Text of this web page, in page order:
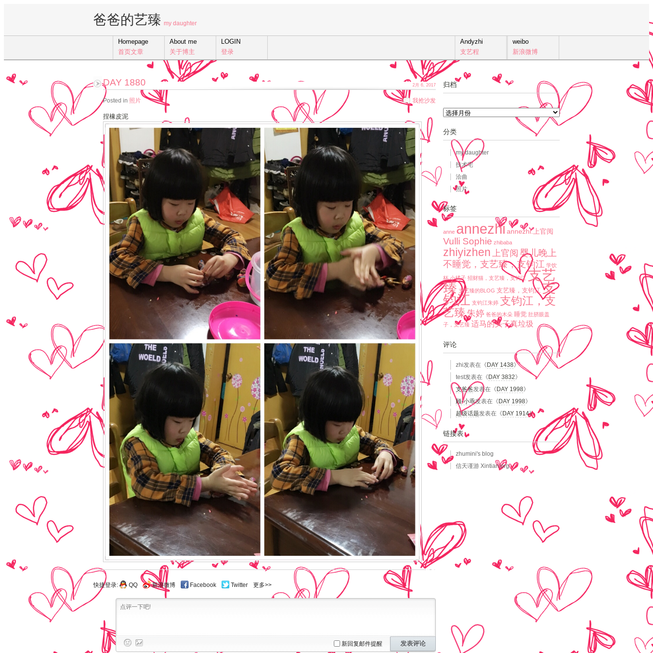
爸爸的艺臻 my daughter
Homepage
首页文章
About me
关于博主
LOGIN
登录
weibo
新浪微博
Andyzhi
支艺程
DAY 1880
Posted in 照片 我抢沙发
捏橡皮泥
2月 6, 2017
快捷登录: QQ 新浪微博 Facebook Twitter 更多>>
新回复邮件提醒 发表评论
归档
档
分类
my daughter
技术宅
洽曲
照片
标签
anne annezhi annezhi.上官阅
Vulli Sophie zhibaba
zhiyizhen 上官阅 婴儿晚上
不睡觉，支艺臻，支钧江 学饮
杯 小橘子 招财猫，支艺臻，支钧江 支艺
臻 支艺臻的BLOG 支艺臻，支钧江 支
钧江 支钧江朱婷 支钧江，支
艺臻朱婷 爸爸的木朵 睡觉 肚脐眼盖
子，支艺臻 适马的头子真垃圾
评论
zhi发表在《 DAY 1438》
test发表在《 DAY 3832》
支爸爸发表在《 DAY 1998》
顾-小乖发表在《 DAY 1998》
超级话题发表在《 DAY 1914》
链接表
zhumini's blog
信天谨游 Xintian.org